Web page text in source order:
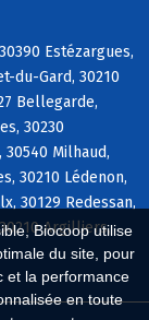
Biocoop utilise
du site, pour
et la performance
en toute
Estézargues,
du-Gard, 30210
Bellegarde,
30230
30540 Milhaud,
30210 Lédenon,
30129 Redessan,
Argilliers,